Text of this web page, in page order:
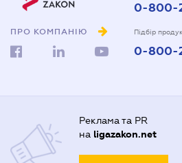
ПРО КОМПАНІЮ
0-800-
Підбір
0-800-
Реклама та PR
на ligazakon.net